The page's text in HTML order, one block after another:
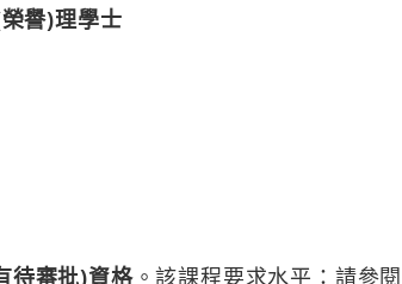
譽)理學士
待審批)資格。該課程要求水平：請參閱